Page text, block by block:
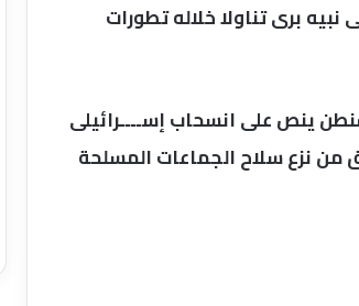
برى تناولا خلاله تطورات
ينص على انسحاب إســــرائيلى
من نزع سلاح الجماعات المسلحة